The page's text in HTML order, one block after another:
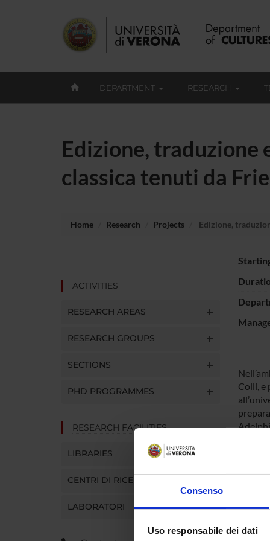
Consenso
Uso responsabile dei dati
DEPARTMENT RESEARCH
Edizione, traduzione
classica tenuti da
Home Research Projects Edizione,
ACTIVITIES
RESEARCH AREAS
RESEARCH GROUPS
SECTIONS
PHD PROGRAMMES
RESEARCH FACILITIES
LIBRARIES
CENTRI DI RICERCA
LABORATORI
Colli, e